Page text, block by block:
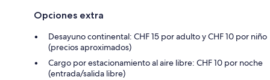
Opciones extra
Desayuno continental: CHF 15 por adulto y CHF 10 por niño
(precios aproximados)
Cargo por estacionamiento al aire libre: CHF 10 por noche
(entrada/salida libre)